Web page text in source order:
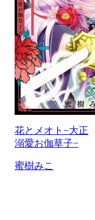
花とメオト−大正
溺愛お伽草子−
蜜樹みこ